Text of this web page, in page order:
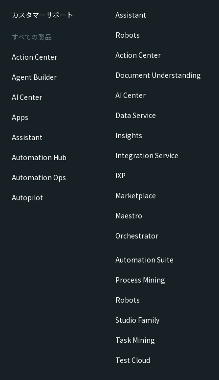
カスタマーサポート
すべての製品
Action Center
Agent Builder
AI Center
Apps
Assistant
Automation Hub
Automation Ops
Autopilot
Assistant
Robots
Action Center
Document Understanding
AI Center
Data Service
Insights
Integration Service
IXP
Marketplace
Maestro
Orchestrator
Automation Suite
Process Mining
Robots
Studio Family
Task Mining
Test Cloud